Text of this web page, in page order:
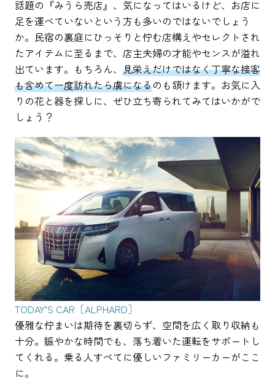
話題の『みうら売店』、気になってはいるけど、お店に
足を運べていないという方も多いのではないでしょう
か。民宿の裏庭にひっそりと佇む店構えやセレクトされ
たアイテムに至るまで、店主夫婦の才能やセンスが溢れ
出ています。もちろん、 見栄えだけではなく丁寧な接客
も含めて一度訪れたら虜になるのも頷けます。お気に入
りの花と器を探しに、ぜひ立ち寄られてみてはいかがで
しょう？
TODAY’S CAR［ALPHARD］
優雅な佇まいは期待を裏切らず、空間を広く取り収納も
十分。賑やかな時間でも、落ち着いた運転をサポートし
てくれる。乗る人すべてに優しいファミリーカーがここ
に。